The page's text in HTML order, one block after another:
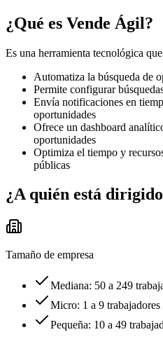
¿Qué es Vende Ágil?
Es una herramienta tecnológica
Automatiza la búsqueda de
Permite configurar
Envía notificaciones en
oportunidades
Ofrece un dashboard
oportunidades
Optimiza el tiempo y
públicas
¿A quién está dirigido
Tamaño de empresa
Mediana: 50 a 249
Micro: 1 a 9 trabajadores
Pequeña: 10 a 49